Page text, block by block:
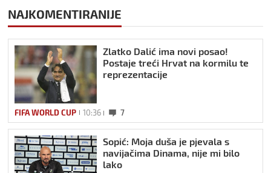
NAJKOMENTIRANIJE
Zlatko Dalić ima novi posao!
Postaje treći Hrvat na kormilu te
reprezentacije
FIFA WORLD CUP 10:36 7
Sopić: Moja duša je pjevala s
navijačima Dinama, nije mi bilo
lako